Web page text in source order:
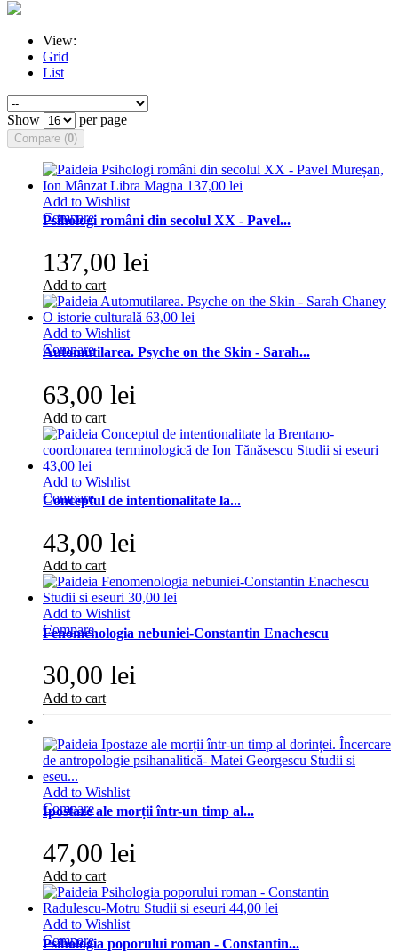
View:
Grid
List
Show per page
Compare (0)
Add to Wishlist
Compare
Psihologi români din secolul XX - Pavel...
137,00 lei
Add to cart
Add to Wishlist
Compare
Automutilarea. Psyche on the Skin - Sarah...
63,00 lei
Add to cart
Add to Wishlist
Compare
Conceptul de intentionalitate la...
43,00 lei
Add to cart
Add to Wishlist
Compare
Fenomenologia nebuniei-Constantin Enachescu
30,00 lei
Add to cart
Add to Wishlist
Compare
Ipostaze ale morții într-un timp al...
47,00 lei
Add to cart
Add to Wishlist
Compare
Psihologia poporului roman - Constantin...